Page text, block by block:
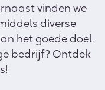
vinden we
diverse
het goede doel.
bedrijf? Ontdek